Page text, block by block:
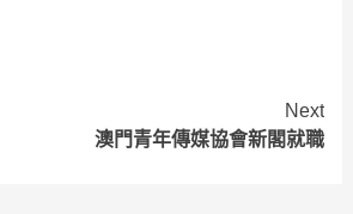
Next
澳門青年傳媒協會新閣就職